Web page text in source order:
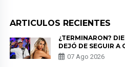
ARTICULOS RECIENTES
¿TERMINARON?
DEJÓ DE SEGUIR A
HERRERA Y
DE PÓDCAST
07 Ago 2026